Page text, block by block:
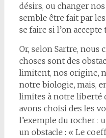
désirs, ou changer
semble être fait par
se faire si l’on
Or, selon Sartre, nous
choses sont des
limitent, nos origine,
notre biologie, mais,
limites à notre liberté
avons choisi des les
l’exemple du rocher :
un obstacle : « Le